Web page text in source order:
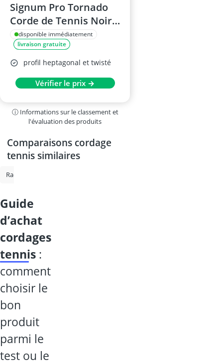
Signum Pro Tornado
Corde de Tennis Noir
12m / 1,29mm
disponible immédiatement
livraison gratuite
profil heptagonal et twisté
Vérifier le prix →
ⓘ Informations sur le classement et
l'évaluation des produits
Comparaisons cordage
tennis similaires
Raquette de ping pong
guide
d’achat
cordages
tennis :
comment
choisir le
bon
produit
parmi le
test ou le